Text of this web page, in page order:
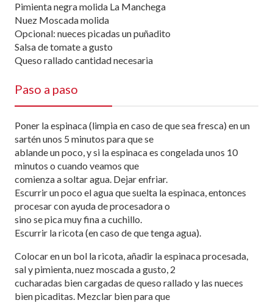
Pimienta negra molida La Manchega
Nuez Moscada molida
Opcional: nueces picadas un puñadito
Salsa de tomate a gusto
Queso rallado cantidad necesaria
Paso a paso
Poner la espinaca (limpia en caso de que sea fresca) en un
sartén unos 5 minutos para que se
ablande un poco, y si la espinaca es congelada unos 10
minutos o cuando veamos que
comienza a soltar agua. Dejar enfriar.
Escurrir un poco el agua que suelta la espinaca, entonces
procesar con ayuda de procesadora o
sino se pica muy fina a cuchillo.
Escurrir la ricota (en caso de que tenga agua).
Colocar en un bol la ricota, añadir la espinaca procesada,
sal y pimienta, nuez moscada a gusto, 2
cucharadas bien cargadas de queso rallado y las nueces
bien picaditas. Mezclar bien para que